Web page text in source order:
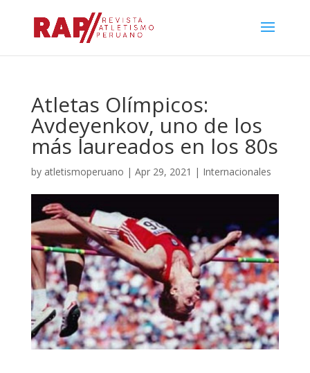
Atletas Olímpicos:
Avdeyenkov, uno de los
más laureados en los 80s
by atletismoperuano | Apr 29, 2021 | Internacionales